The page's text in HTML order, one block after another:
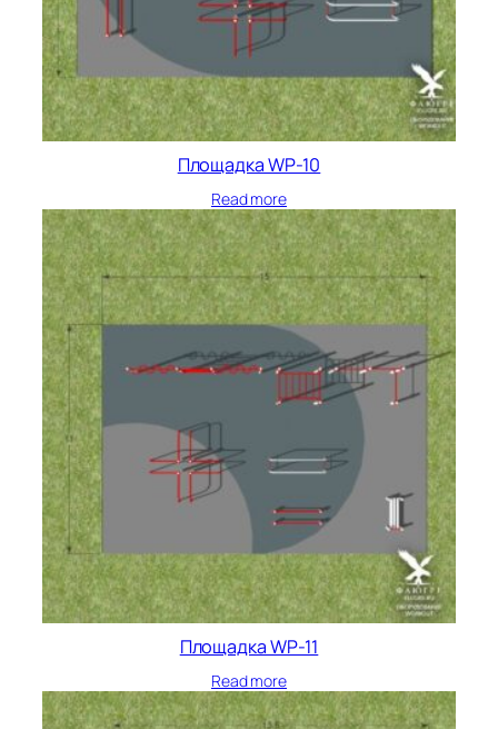
Площадка WP-10
Read more
Площадка WP-11
Read more